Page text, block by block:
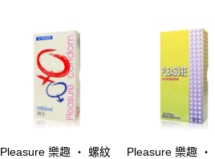
Pleasure 樂趣 ‧ 螺紋
Pleasure 樂趣 ‧